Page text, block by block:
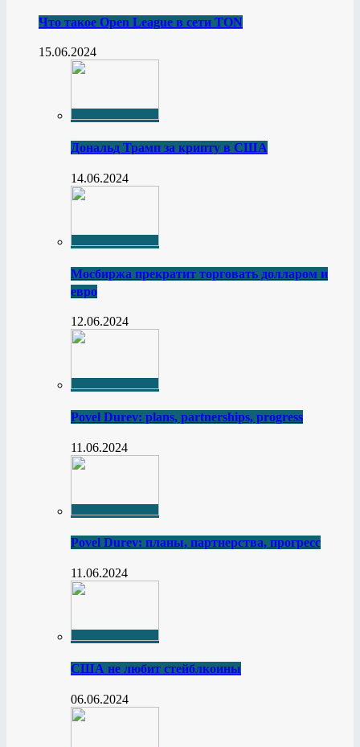
Что такое Open League в сети TON
15.06.2024
Дональд Трамп за крипту в США
14.06.2024
Мосбиржа прекратит торговать долларом и
евро
12.06.2024
Povel Durev: plans, partnerships, progress
11.06.2024
Povel Durev: планы, партнерства, прогресс
11.06.2024
США не любит стейблкоины
06.06.2024